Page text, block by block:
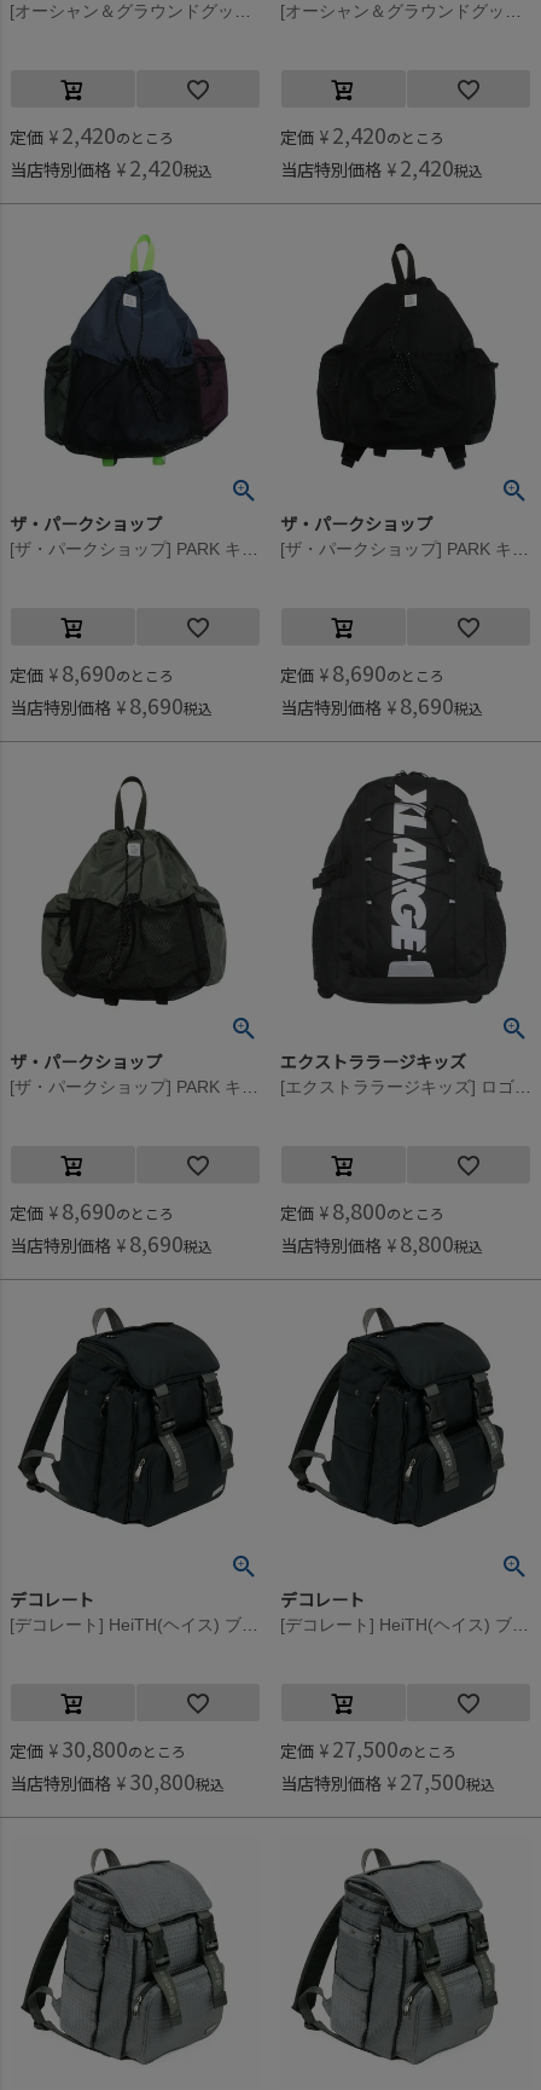
定価 ¥ 2,420のところ
当店特別価格 ¥ 2,420税込
定価 ¥ 2,420のところ
当店特別価格 ¥ 2,420税込
ザ・パークショップ
定価 ¥ 8,690のところ
当店特別価格 ¥ 8,690税込
ザ・パークショップ
定価 ¥ 8,690のところ
当店特別価格 ¥ 8,690税込
ザ・パークショップ
定価 ¥ 8,690のところ
当店特別価格 ¥ 8,690税込
エクストララージキッズ
定価 ¥ 8,800のところ
当店特別価格 ¥ 8,800税込
デコレート
定価 ¥ 30,800のところ
当店特別価格 ¥ 30,800税込
デコレート
定価 ¥ 27,500のところ
当店特別価格 ¥ 27,500税込